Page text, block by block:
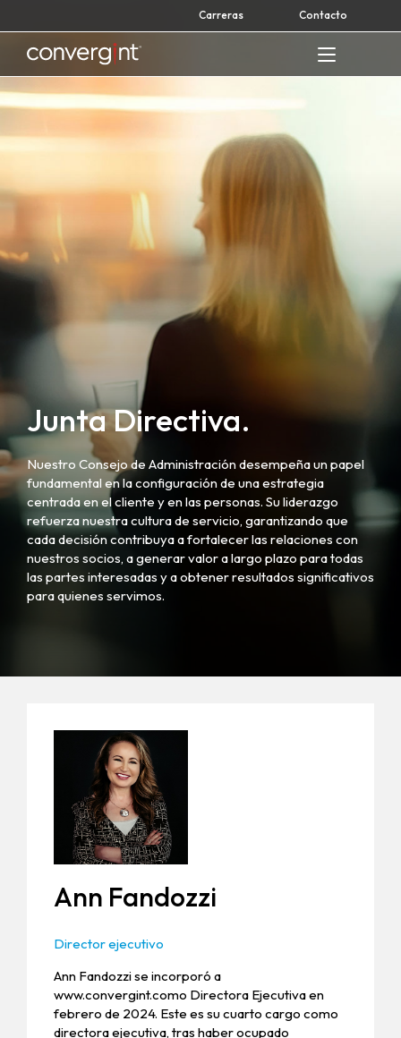
to
content
Carreras Contacto
Home
Junta Directiva.
Nuestro Consejo de Administración desempeña un papel
fundamental en la configuración de una estrategia
centrada en el cliente y en las personas. Su liderazgo
refuerza nuestra cultura de servicio, garantizando que
cada decisión contribuya a fortalecer las relaciones con
nuestros socios, a generar valor a largo plazo para todas
las partes interesadas y a obtener resultados significativos
para quienes servimos.
Ann Fandozzi
Director ejecutivo
Ann Fandozzi se incorporó a
www.convergint.como Directora Ejecutiva en
febrero de 2024. Este es su cuarto cargo como
directora ejecutiva, tras haber ocupado